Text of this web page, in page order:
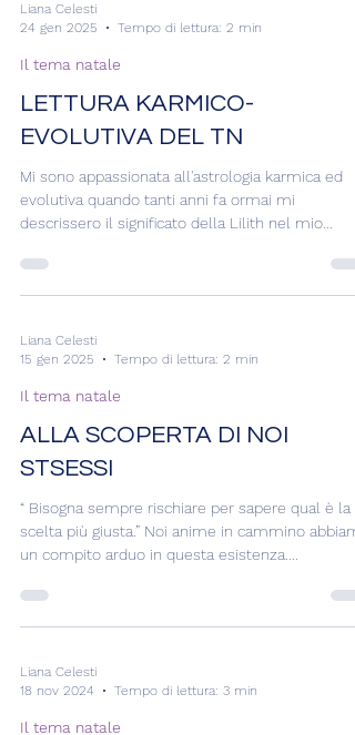
24 gen 2025
Tempo di lettura: 2 min
Il tema natale
LETTURA KARMICO-
EVOLUTIVA DEL TN
Mi sono appassionata all'astrologia karmica ed
descrissero il significato della Lilith nel mio...
15 gen 2025
Tempo di lettura: 2 min
Il tema natale
ALLA SCOPERTA DI NOI
STSESSI
“ Bisogna sempre rischiare per sapere qual è la
un compito arduo in questa esistenza....
18 nov 2024
Tempo di lettura: 3 min